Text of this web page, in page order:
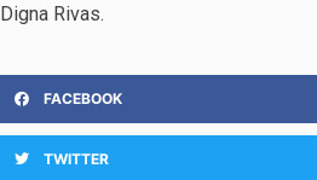
Digna Rivas.
FACEBOOK
TWITTER